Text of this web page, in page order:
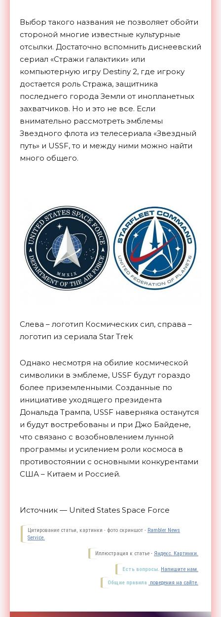
Выбор такого названия не позволяет обойти
стороной многие известные культурные
отсылки. Достаточно вспомнить диснеевский
сериал «Стражи галактики» или
компьютерную игру Destiny 2, где игроку
достается роль Стража, защитника
последнего города Земли от инопланетных
захватчиков. Но и это не все. Если
внимательно рассмотреть эмблемы
Звездного флота из телесериала «Звездный
путь» и USSF, то и между ними можно найти
много общего.
Слева – логотип Космических сил, справа –
логотип из сериала Star Trek
Однако несмотря на обилие космической
символики в эмблеме, USSF будут гораздо
более приземленными. Созданные по
инициативе уходящего президента
Дональда Трампа, USSF наверняка останутся
и будут востребованы и при Джо Байдене,
что связано с возобновлением лунной
программы и усилением роли космоса в
противостоянии с основными конкурентами
США – Китаем и Россией.
Источник — United States Space Force
Цитирование статьи, картинки - фото скриншот - Rambler News
Service.
Иллюстрация к статье - Яндекс. Картинки.
Есть вопросы. Напишите нам.
Общие правила поведения на сайте.